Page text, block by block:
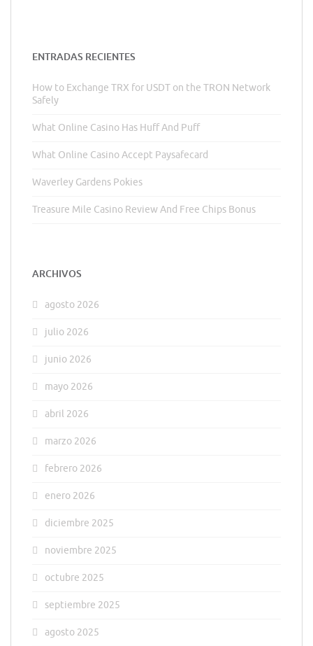
ENTRADAS RECIENTES
How to Exchange TRX for USDT on the TRON Network
Safely
What Online Casino Has Huff And Puff
What Online Casino Accept Paysafecard
Waverley Gardens Pokies
Treasure Mile Casino Review And Free Chips Bonus
ARCHIVOS
agosto 2026
julio 2026
junio 2026
mayo 2026
abril 2026
marzo 2026
febrero 2026
enero 2026
diciembre 2025
noviembre 2025
octubre 2025
septiembre 2025
agosto 2025